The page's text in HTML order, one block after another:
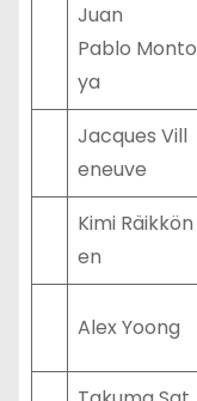
Juan
Pablo Monto
ya
Jacques Vill
eneuve
Kimi Räikkön
en
Alex Yoong